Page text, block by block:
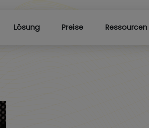
Lösung Preise Ressourcen